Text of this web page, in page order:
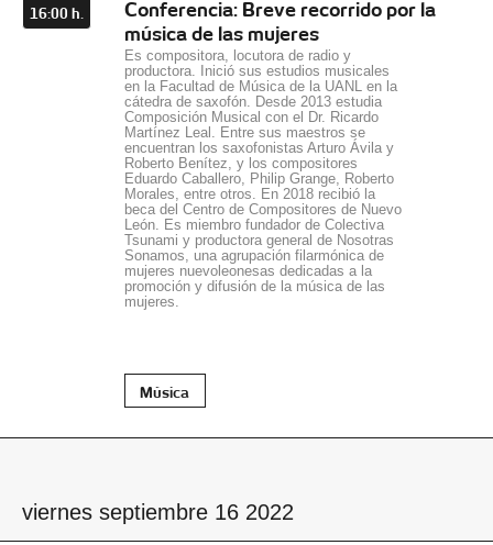
16:00 h.
Conferencia: Breve recorrido por la
música de las mujeres
Es compositora, locutora de radio y
productora. Inició sus estudios musicales
en la Facultad de Música de la UANL en la
cátedra de saxofón. Desde 2013 estudia
Composición Musical con el Dr. Ricardo
Martínez Leal. Entre sus maestros se
encuentran los saxofonistas Arturo Ávila y
Roberto Benítez, y los compositores
Eduardo Caballero, Philip Grange, Roberto
Morales, entre otros. En 2018 recibió la
beca del Centro de Compositores de Nuevo
León. Es miembro fundador de Colectiva
Tsunami y productora general de Nosotras
Sonamos, una agrupación filarmónica de
mujeres nuevoleonesas dedicadas a la
promoción y difusión de la música de las
mujeres.
Música
viernes septiembre 16 2022